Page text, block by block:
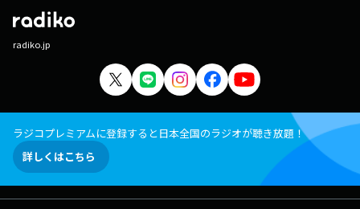
radiko.jp
ラジコプレミアムに登録すると日本全国のラジオが聴き放題！
詳しくはこちら